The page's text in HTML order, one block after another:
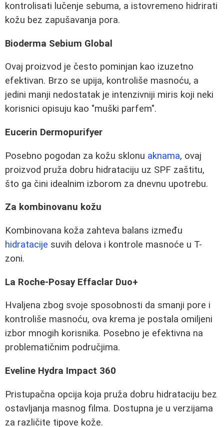
kontrolisati lučenje sebuma, a istovremeno hidrirati
kožu bez zapušavanja pora.
Bioderma Sebium Global
Ovaj proizvod je često pominjan kao izuzetno
efektivan. Brzo se upija, kontroliše masnoću, a
jedini manji nedostatak je intenzivniji miris koji neki
korisnici opisuju kao "muški parfem".
Eucerin Dermopurifyer
Posebno pogodan za kožu sklonu aknama, ovaj
proizvod pruža dobru hidrataciju uz SPF zaštitu,
što ga čini idealnim izborom za dnevnu upotrebu.
Za kombinovanu kožu
Kombinovana koža zahteva balans između
hidratacije suvih delova i kontrole masnoće u T-
zoni.
La Roche-Posay Effaclar Duo+
Hvaljena zbog svoje sposobnosti da smanji pore i
kontroliše masnoću, ova krema je postala omiljeni
izbor mnogih korisnika. Posebno je efektivna na
problematičnim područjima.
Eveline Hydra Impact 360
Pristupačna opcija koja pruža dobru hidrataciju bez
ostavljanja masnog filma. Dostupna je u verzijama
za različite tipove kože.